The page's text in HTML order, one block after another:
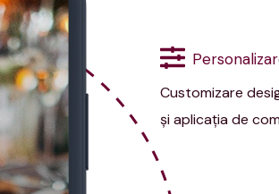
Customizare
şi aplicaţia de